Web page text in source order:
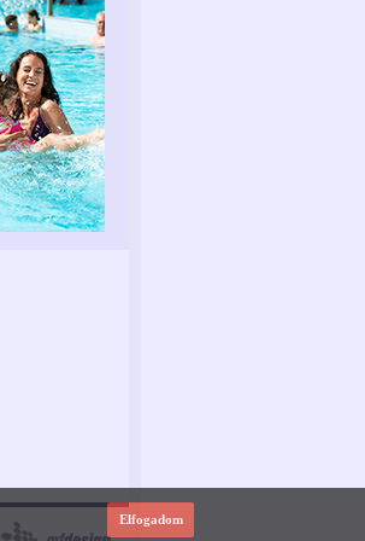
Elfogadom